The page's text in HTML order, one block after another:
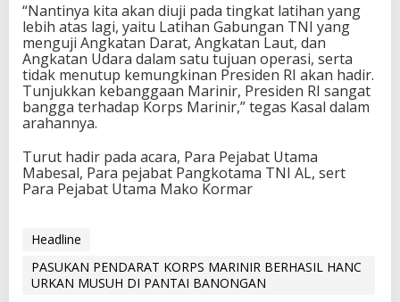
“Nantinya kita akan diuji pada tingkat latihan yang
lebih atas lagi, yaitu Latihan Gabungan TNI yang
menguji Angkatan Darat, Angkatan Laut, dan
Angkatan Udara dalam satu tujuan operasi, serta
tidak menutup kemungkinan Presiden RI akan hadir.
Tunjukkan kebanggaan Marinir, Presiden RI sangat
bangga terhadap Korps Marinir,” tegas Kasal dalam
arahannya.
Turut hadir pada acara, Para Pejabat Utama
Mabesal, Para pejabat Pangkotama TNI AL, sert
Para Pejabat Utama Mako Kormar
Headline
PASUKAN PENDARAT KORPS MARINIR BERHASIL HANC
URKAN MUSUH DI PANTAI BANONGAN